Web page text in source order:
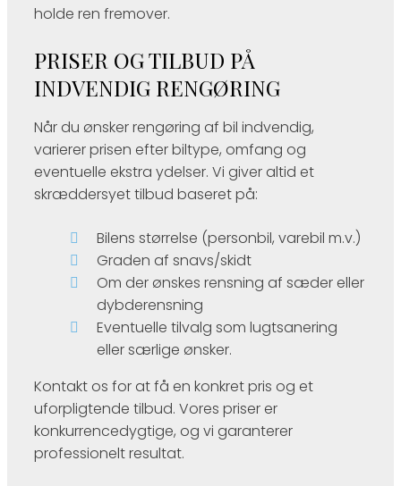
holde ren fremover.
PRISER OG TILBUD PÅ
INDVENDIG RENGØRING
Når du ønsker rengøring af bil indvendig,
varierer prisen efter biltype, omfang og
eventuelle ekstra ydelser. Vi giver altid et
skræddersyet tilbud baseret på:
Bilens størrelse (personbil, varebil m.v.)
Graden af snavs/skidt
Om der ønskes rensning af sæder eller
dybderensning
Eventuelle tilvalg som lugtsanering
eller særlige ønsker.
Kontakt os for at få en konkret pris og et
uforpligtende tilbud. Vores priser er
konkurrencedygtige, og vi garanterer
professionelt resultat.